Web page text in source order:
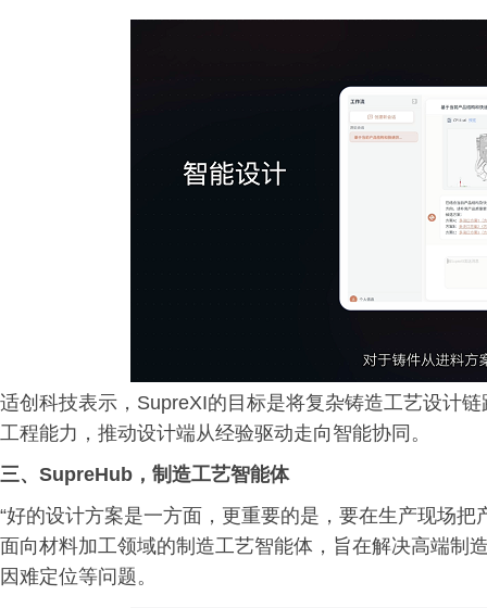
适创科技表示，SupreXI的目标是将复杂铸造工艺设计
工程能力，推动设计端从经验驱动走向智能协同。
三、 SupreHub，制造工艺智能体
“好的设计方案是一方面，更重要的是，要在生产现场
面向材料加工领域的制造工艺智能体，旨在解决高端制
因难定位等问题。